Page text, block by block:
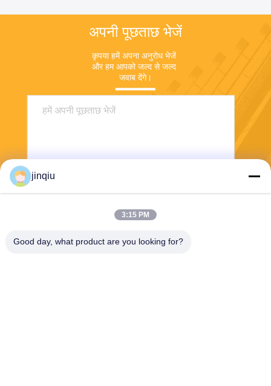
अपनी पूछताछ भेजें
कृपया हमें अपना अनुरोध भेजें
और हम आपको जल्द से जल्द
जवाब देंगे।
jinqiu
3:15 PM
Good day, what product are you looking for?